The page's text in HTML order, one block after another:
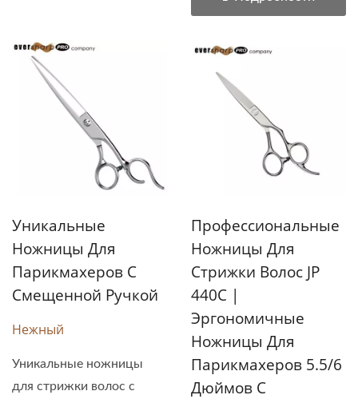
Уникальные
Ножницы Для
Парикмахеров С
Смещенной Ручкой
Нежный
Уникальные ножницы
для стрижки волос с
Профессиональные
Ножницы Для
Стрижки Волос JP
440C |
Эргономичные
Ножницы Для
Парикмахеров 5.5/6
Дюймов С